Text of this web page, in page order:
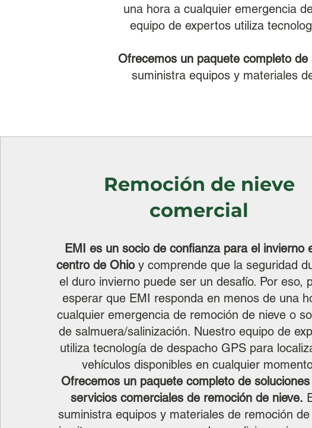
una hora a cualquier emergencia
equipo de expertos utiliza
Ofrecemos un paquete completo
suministra equipos y materiales
Remoción de nieve
comercial
EMI es un socio de confianza para el invierno
centro de Ohioy comprende que la seguridad
el duro invierno puede ser un desafío. Por eso,
esperar que EMI responda en menos de una
cualquier emergencia de remoción de nieve o
de salmuera/salinización. Nuestro equipo de
utiliza tecnología de despacho GPS para
vehículos disponibles en cualquier
Ofrecemos un paquete completo de
servicios comerciales de remoción de nieve.
suministra equipos y materiales de remoción de